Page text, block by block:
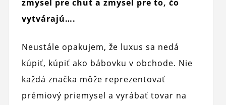
zmysel pre chuť a zmysel pre to, čo
vytvárajú….
Neustále opakujem, že luxus sa nedá
kúpiť, kúpiť ako bábovku v obchode. Nie
každá značka môže reprezentovať
prémiový priemysel a vyrábať tovar na